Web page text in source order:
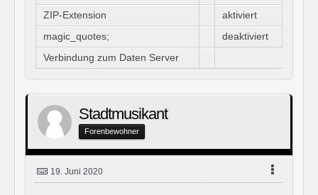
ZIP-Extension
aktiviert
magic_quotes;
deaktiviert
Verbindung zum Daten Server
Stadtmusikant
Forenbewohner
19. Juni 2020